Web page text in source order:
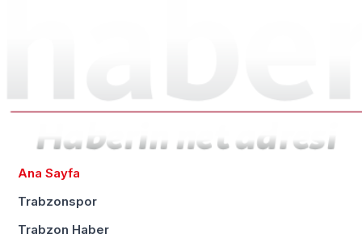
Ana Sayfa
Trabzonspor
Trabzon Haber